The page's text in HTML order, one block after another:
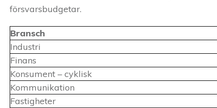
försvarsbudgetar.
Bransch
Industri
Finans
Konsument – cyklisk
Kommunikation
Fastigheter